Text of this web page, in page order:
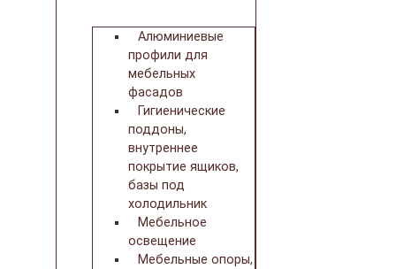
Алюминиевые
профили для
мебельных
фасадов
Гигиенические
поддоны,
внутреннее
покрытие ящиков,
базы под
холодильник
Мебельное
освещение
Мебельные опоры,